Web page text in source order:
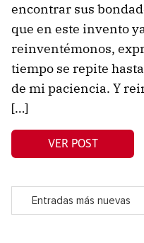
encontrar sus
que en este invento
reinventémonos,
tiempo se repite
de mi paciencia. Y
[…]
VER POST
Entradas más nuevas